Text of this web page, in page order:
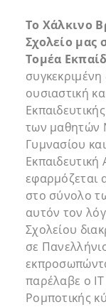
Το Χάλκινο
Σχολείο μας
Τομέα
ουσιαστική
των μαθητών
Γυμνασίου
εφαρμόζεται
στο σύνολο
αυτόν τον
Σχολείου
σε
παρέλαβε ο
Ρομποτικής